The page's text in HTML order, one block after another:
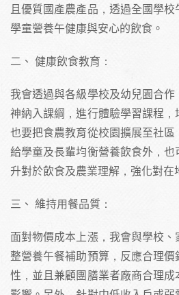
且優質國產農產品，透過全國學
學童營養午健康與安心的飲食。
二、 健康飲食教育：
我會透過與各級學校及幼兒園合
神納入課綱，進行體驗學習課程
也要把食農教育從校園擴展至社
給學童及長輩均衡營養飲食外，
升對於飲食及農業理解，強化對在
三、 維持用餐品質：
面對物價成本上漲，我會與學校
整營養午餐補助預算，反應合理
性，並且兼顧團膳業者廠商合理